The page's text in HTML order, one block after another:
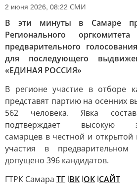
2 июня 2026, 08:22 СМИ
В эти минуты в Самаре
Регионального
предварительного
для последующего
«ЕДИНАЯ РОССИЯ»
В регионе участие в отборе
представят партию на осенних
562 человека. Явка
подтверждает высокую
самарцев в честной и открытой
участия в предварительном
допущено 396 кандидатов.
ГТРК Самара ТГ lВК lОК lСАЙТ